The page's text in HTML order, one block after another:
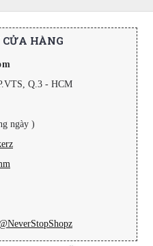
HÀNG
Q.3 - HCM
ngày )